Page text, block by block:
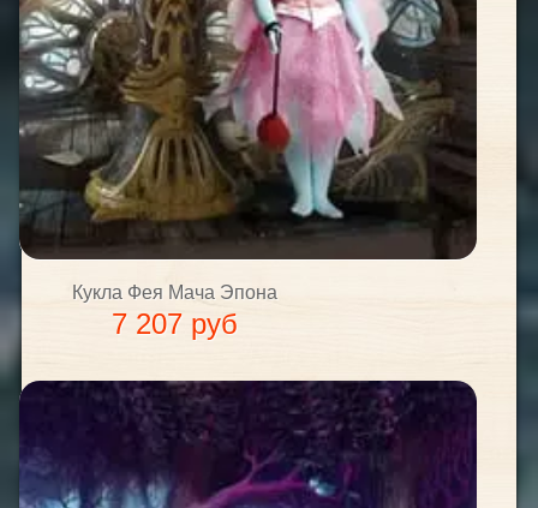
Кукла Фея Мача Эпона
7 207 руб